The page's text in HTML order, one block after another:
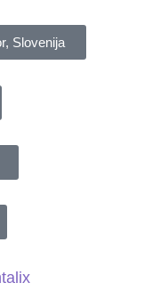
Slovenija